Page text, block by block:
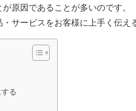
原因であることが多いのです。
サービスをお客様に上手く伝え
る